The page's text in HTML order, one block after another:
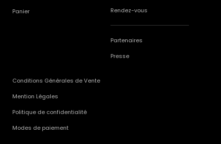
Panier Rendez-vous
Partenaires
Presse
Conditions Générales de Vente
Mention Légales
Politique de confidentialité
Modes de paiement